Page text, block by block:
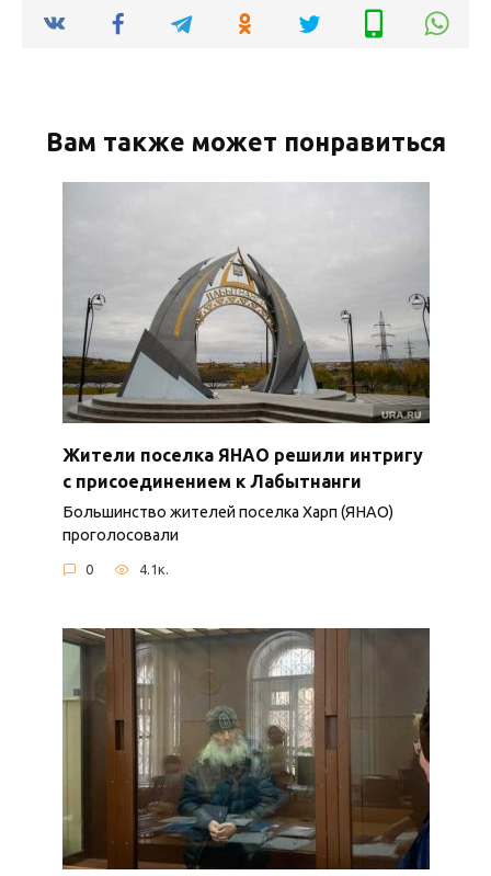
Вам также может понравиться
Жители поселка ЯНАО решили интригу
с присоединением к Лабытнанги
Большинство жителей поселка Харп (ЯНАО)
проголосовали
0 4.1к.